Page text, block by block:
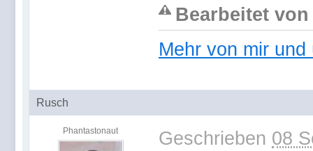
Bearbeitet von
Mehr von mir
Rusch
Phantastonaut Geschrieben 08